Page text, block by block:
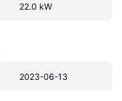
22.0 kW
2023-06-13